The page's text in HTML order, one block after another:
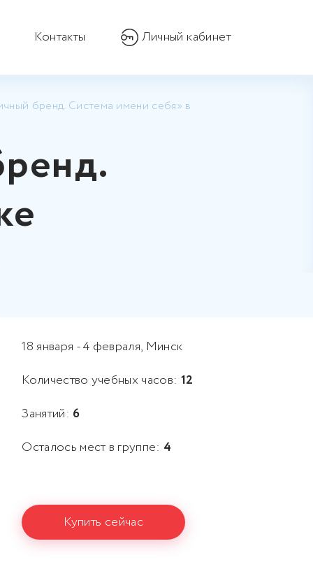
Контакты Личный кабинет
бренд. Система имени себя» в
18 января - 4 февраля, Минск
Количество учебных часов: 12
Занятий: 6
Осталось мест в группе: 4
Купить сейчас